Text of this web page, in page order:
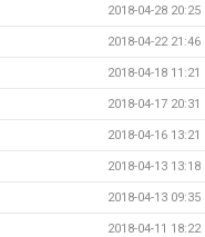
2018-04-28 20:25
2018-04-22 21:46
2018-04-18 11:21
2018-04-17 20:31
2018-04-16 13:21
2018-04-13 13:18
2018-04-13 09:35
2018-04-11 18:22